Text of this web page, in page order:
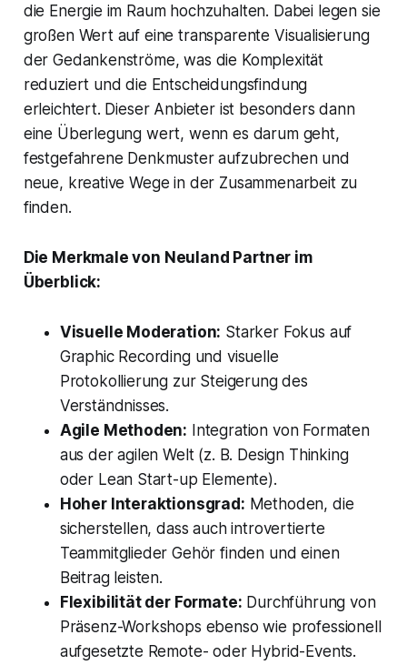
die Energie im Raum hochzuhalten. Dabei legen sie
großen Wert auf eine transparente Visualisierung
der Gedankenströme, was die Komplexität
reduziert und die Entscheidungsfindung
erleichtert. Dieser Anbieter ist besonders dann
eine Überlegung wert, wenn es darum geht,
festgefahrene Denkmuster aufzubrechen und
neue, kreative Wege in der Zusammenarbeit zu
finden.
Die Merkmale von Neuland Partner im
Überblick:
Visuelle Moderation: Starker Fokus auf
Graphic Recording und visuelle
Protokollierung zur Steigerung des
Verständnisses.
Agile Methoden: Integration von Formaten
aus der agilen Welt (z. B. Design Thinking
oder Lean Start-up Elemente).
Hoher Interaktionsgrad: Methoden, die
sicherstellen, dass auch introvertierte
Teammitglieder Gehör finden und einen
Beitrag leisten.
Flexibilität der Formate: Durchführung von
Präsenz-Workshops ebenso wie professionell
aufgesetzte Remote- oder Hybrid-Events.